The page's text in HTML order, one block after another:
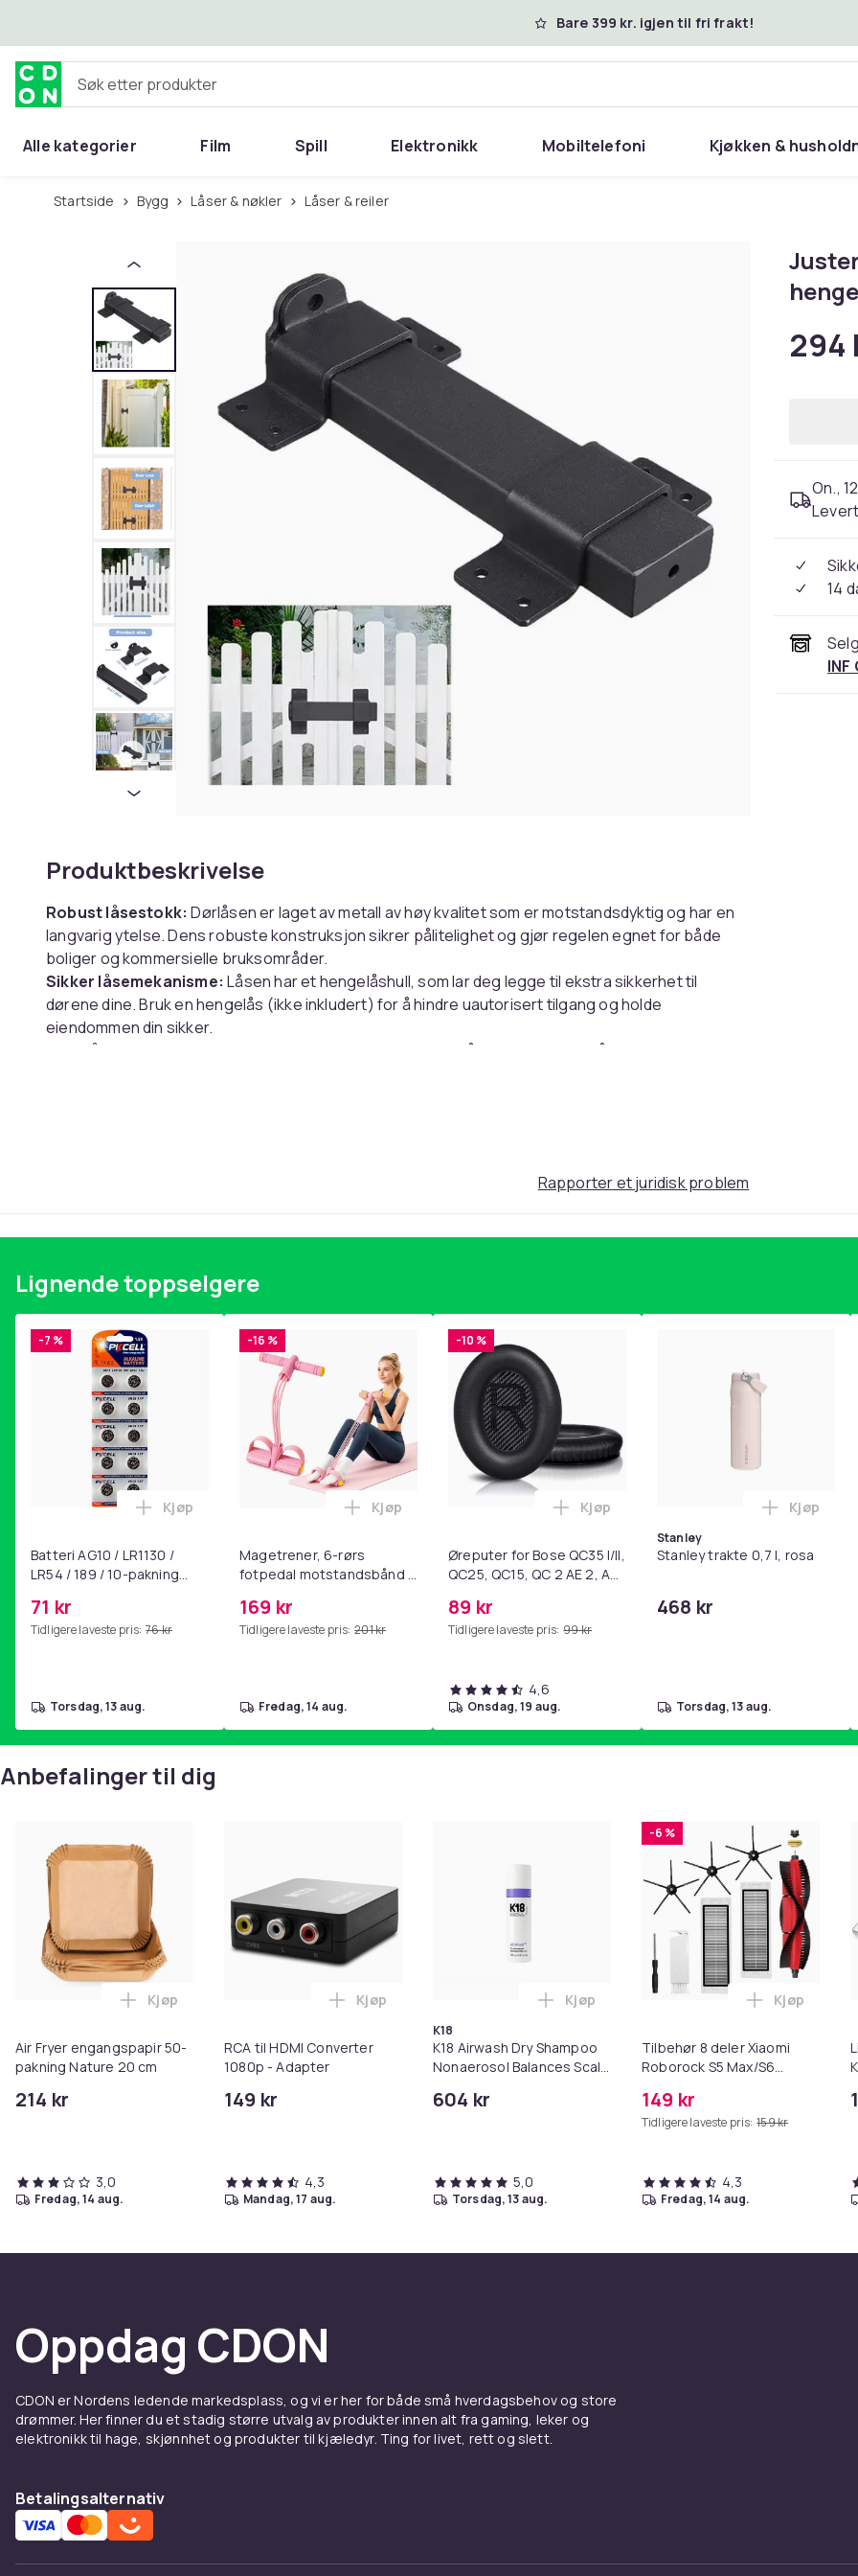
Bare 399 kr. igjen til fri frakt!
Søk etter produkter
Alle kategorier Film Spill Elektronikk Mobiltelefoni Kjøkken &
Startside Bygg Låser & nøkler Låser & reiler
Produktbeskrivelse
Robust låsestokk: Dørlåsen er laget av metall av høy kvalitet som er motstandsdyktig og har en
langvarig ytelse. Dens robuste konstruksjon sikrer pålitelighet og gjør regelen egnet for både
boliger og kommersielle bruksområder.
Sikker låsemekanisme: Låsen har et hengelåshull, som lar deg legge til ekstra sikkerhet til
dørene dine. Bruk en hengelås (ikke inkludert) for å hindre uautorisert tilgang og holde
eiendommen din sikker.
Enkel å installere og justere:
Med sin enkle design er dørlåsen utrolig enkel å installere. Regelen
Pakken inkluderer:
8 x skruer
Vekt, gram
534
Artikkel nr.
cc8e0f69-0b9d-5e22-a7fd-a8d3de3a5a01
Produktsikkerhetsinformasjon
294
On.,
14
INF
Rapporter et juridisk problem
Lignende toppselgere
-7 %
Batteri AG10 / LR1130 /
LR54 / 189 / 10-pakning
71 kr
Tidligere laveste pris: 76 kr
Legg Batteri AG10 / LR1130 / LR54 / 189 / 10-pakning PKcell i handlekurven
Kjøp
torsdag, 13 aug.
-16 %
Magetrener, 6-rørs
fotpedal motstandsbånd -
yoga og
hjemmegymnastikk Pink
169 kr
Tidligere laveste pris: 201 kr
Legg Magetrener, 6-rørs fotpedal motstandsbånd - mage- og
Kjøp
fredag, 14 aug.
-10 %
Øreputer for Bose QC35 I/II,
QC25, QC15, QC 2 AE 2, AE
SoundLink Black
89 kr
Tidligere laveste pris: 99 kr
Legg Øreputer for Bose QC35 I/II, QC25,
Kjøp
4,6
onsdag, 19 aug.
Stanley
Stanley trakte 0,7 l, rosa
468 kr
Legg
Kjøp
torsdag, 13 aug.
Anbefalinger til dig
Air Fryer engangspapir 50-
pakning Nature 20 cm
214 kr
Legg Air Fryer engangspapir 50-pakning Nature 20 cm i handlekurven
Kjøp
3,0
fredag, 14 aug.
RCA til HDMI Converter
1080p - Adapter
149 kr
Legg RCA til HDMI Converter 1080p - Adapter i handlekurven
Kjøp
4,3
mandag, 17 aug.
K18
K18 Airwash Dry Shampoo
Nonaerosol Balances Scalp
604 kr
Legg K18 Airwash Dry Shampoo
Kjøp
5,0
torsdag, 13 aug.
-6 %
Tilbehør 8 deler Xiaomi
Roborock S5 Max/S6
MAXV/S50/S51/S55/S5/S60/S65/
149 kr
Tidligere laveste pris: 159 kr
Legg
Kjøp
4,3
fredag, 14 aug.
Oppdag CDON
CDON er Nordens ledende markedsplass, og vi er her for både små hverdagsbehov og store
drømmer. Her finner du et stadig større utvalg av produkter innen alt fra gaming, leker og
elektronikk til hage, skjønnhet og produkter til kjæledyr. Ting for livet, rett og slett.
Betalingsalternativ